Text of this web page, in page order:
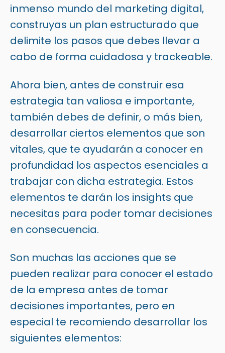
inmenso mundo del marketing digital,
construyas un plan estructurado que
delimite los pasos que debes llevar a
cabo de forma cuidadosa y trackeable.
Ahora bien, antes de construir esa
estrategia tan valiosa e importante,
también debes de definir, o más bien,
desarrollar ciertos elementos que son
vitales, que te ayudarán a conocer en
profundidad los aspectos esenciales a
trabajar con dicha estrategia. Estos
elementos te darán los insights que
necesitas para poder tomar decisiones
en consecuencia.
Son muchas las acciones que se
pueden realizar para conocer el estado
de la empresa antes de tomar
decisiones importantes, pero en
especial te recomiendo desarrollar los
siguientes elementos: